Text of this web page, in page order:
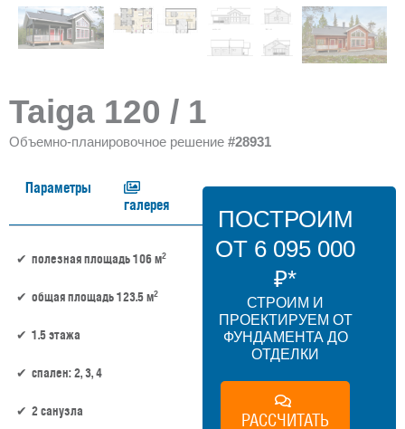
Taiga 120 / 1
Объемно-планировочное решение #28931
Параметры
галерея
полезная площадь 106 м2
общая площадь 123.5 м2
1.5 этажа
спален: 2, 3, 4
2 санузла
ПОСТРОИМ
ОТ 6 095 000
₽*
СТРОИМ И
ПРОЕКТИРУЕМ ОТ
ФУНДАМЕНТА ДО
ОТДЕЛКИ
РАССЧИТАТЬ